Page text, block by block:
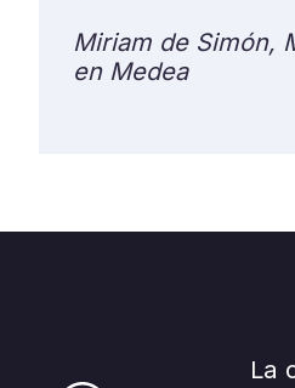
Miriam de Simón,
en Medea
La